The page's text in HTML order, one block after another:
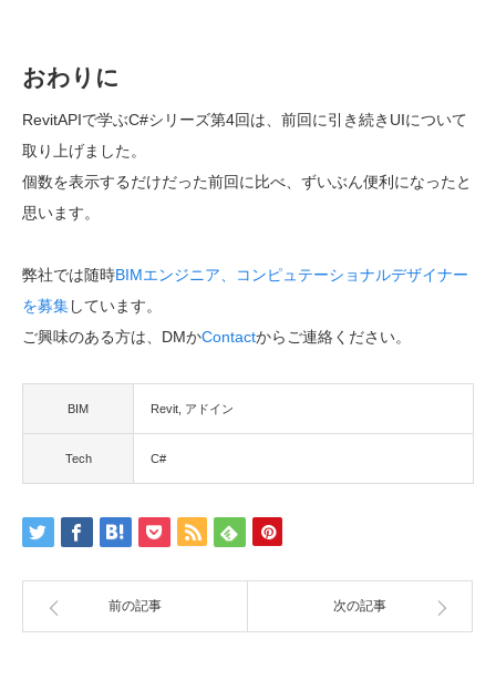
おわりに
RevitAPIで学ぶC#シリーズ第4回は、前回に引き続きUIについて
取り上げました。
個数を表示するだけだった前回に比べ、ずいぶん便利になったと
思います。
弊社では随時BIMエンジニア、コンピュテーショナルデザイナー
を募集しています。
ご興味のある方は、DMかContactからご連絡ください。
BIM Revit アドイン
Tech C#
前の記事 次の記事